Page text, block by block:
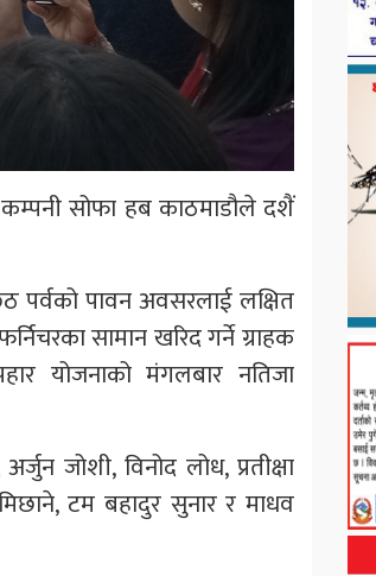
कम्पनी सोफा हब काठमाडौले दशैं
पर्वको पावन अवसरलाई लक्षित
सामान खरिद गर्ने ग्राहक
योजनाको मंगलबार नतिजा
जोशी, विनोद लोध, प्रतीक्षा
टम बहादुर सुनार र माधव